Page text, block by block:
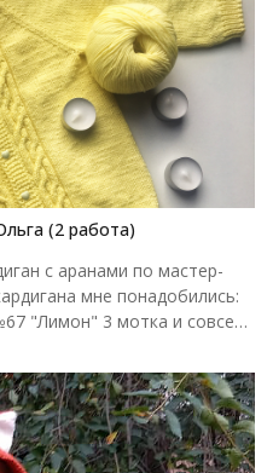
(2 работа)
с аранами по мастер-
мне понадобились:
"Лимон" 3 мотка и совсем